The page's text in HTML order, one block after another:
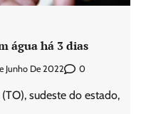
água há 3 dias
Junho De 2022 0
sudeste do estado,